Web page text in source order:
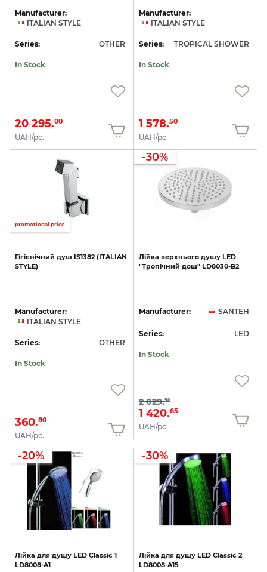
Manufacturer:
ITALIAN STYLE
Series: OTHER
In Stock
20 295.00
UAH/pc.
Manufacturer:
ITALIAN STYLE
Series: TROPICAL SHOWER
In Stock
1 578.50
UAH/pc.
promotional price
Гігієнічний душ IS1382 (ITALIAN
STYLE)
Manufacturer:
ITALIAN STYLE
Series: OTHER
In Stock
360.80
UAH/pc.
-30%
Лійка верхнього душу LED
"Тропічний дощ" LD8030-B2
Manufacturer: SANTEH
Series: LED
In Stock
2 029.50
1 420.65
UAH/pc.
-20%
Лійка для душу LED Classic 1
LD8008-A1
-30%
Лійка для душу LED Classic 2
LD8008-A15